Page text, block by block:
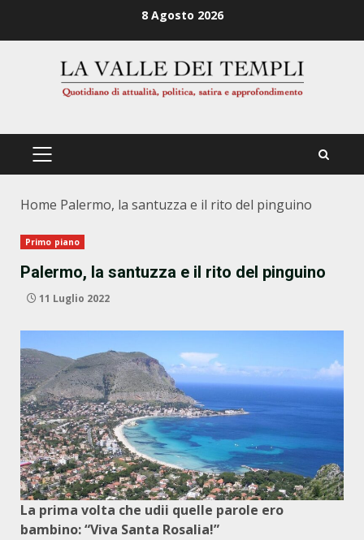
8 Agosto 2026
PRIMÄRES
Home Palermo, la santuzza e il rito del pinguino
Primo piano
Palermo, la santuzza e il rito del pinguino
11 Luglio 2022
La prima volta che udii quelle parole ero
bambino: “Viva Santa Rosalia!”